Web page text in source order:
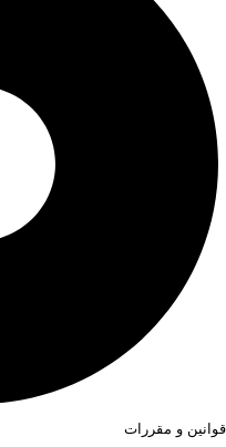
قوانین و مقررات